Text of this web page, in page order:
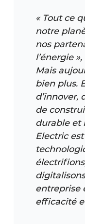
« Tout ce
notre
nos
l’énergie
Mais
bien plus.
d’innover,
de
durable et
Electric
entreprise
efficacité